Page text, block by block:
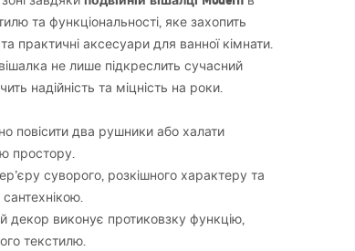
та функціональності, яке захопить
практичні аксесуари для ванної кімнати.
не лише підкреслить сучасний
надійність та міцність на роки.
повісити два рушники або халати
простору.
суворого, розкішного характеру та
декор виконує протиковзку функцію,
текстилю.